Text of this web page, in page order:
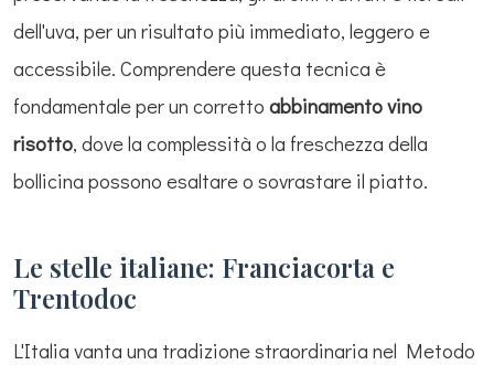
dell'uva, per un risultato più immediato, leggero e
accessibile. Comprendere questa tecnica è
fondamentale per un corretto abbinamento vino
risotto, dove la complessità o la freschezza della
bollicina possono esaltare o sovrastare il piatto.
Le stelle italiane: Franciacorta e
Trentodoc
L'Italia vanta una tradizione straordinaria nel Metodo